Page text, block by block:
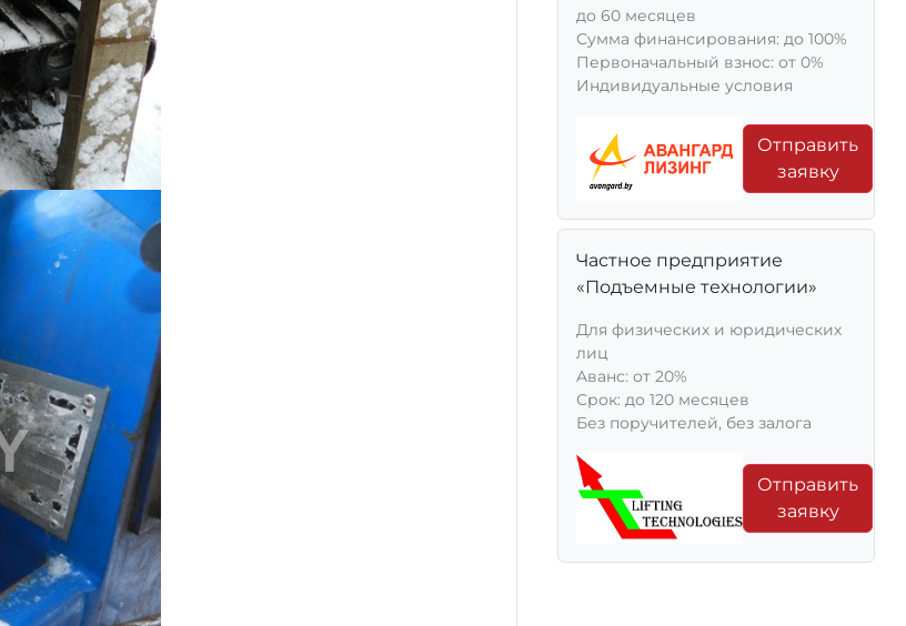
до 60 месяцев
Сумма финансирования: до 100%
Первоначальный взнос: от 0%
Индивидуальные условия
Отправить
заявку
Частное предприятие
«Подъемные технологии»
Для физических и юридических
лиц
Aванс: от 20%
Срок: до 120 месяцев
Без поручителей, без залога
Отправить
заявку